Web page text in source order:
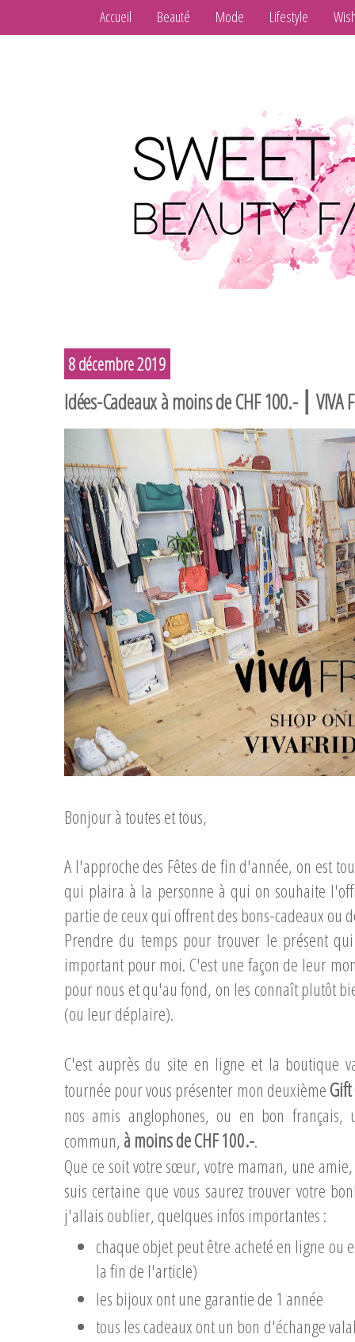
Accueil Beauté Mode Lifestyle
8 décembre 2019
Idées-Cadeaux à moins de CHF 100.- ⎮ VIVA
Bonjour à toutes et tous,
A l'approche des Fêtes de fin d'année, on est
qui plaira à la personne à qui on souhaite
partie de ceux qui offrent des bons-cadeaux ou
Prendre du temps pour trouver le présent
important pour moi. C'est une façon de leur
pour nous et qu'au fond, on les connaît plutôt
(ou leur déplaire).
C'est auprès du site en ligne et la boutique
tournée pour vous présenter mon deuxième
nos amis anglophones, ou en bon
commun,à moins de CHF 100.-.
Que ce soit votre sœur, votre maman, une
suis certaine que vous saurez trouver votre
j'allais oublier, quelques infos importantes :
chaque objet peut être acheté en ligne ou
la fin de l'article)
les bijoux ont une garantie de 1 année
tous les cadeaux ont un bon d'échange